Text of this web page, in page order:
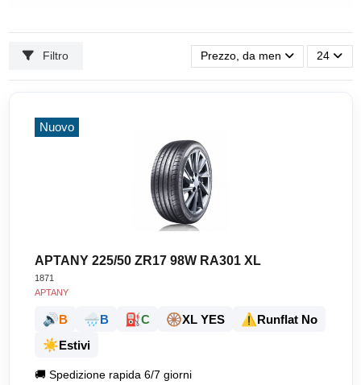
Filtro Prezzo, da meno caro a più
24
Nuovo
APTANY 225/50 ZR17 98W RA301 XL
1871
APTANY
🔊B 🌧️B ⛽C 🛞XL YES ⚠️Runflat No
☀️Estivi
🚚Spedizione rapida 6/7 giorni